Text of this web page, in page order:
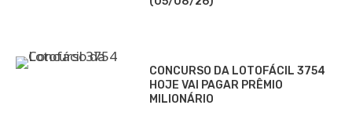
CONCURSO DA LOTOFÁCIL 3754
HOJE VAI PAGAR PRÊMIO
MILIONÁRIO